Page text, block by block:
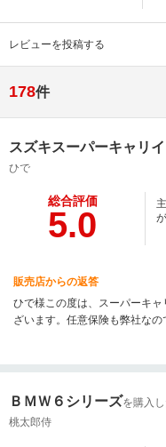
レビューを投稿する
178件
スズキスーパーキャリイ
ひで
総合評価
5.0
販売店からの返答
ひで様この度は、スーパーキ
ざいます。任意保険も弊社な
ＢＭＷ６シリーズを購入
桃太郎侍